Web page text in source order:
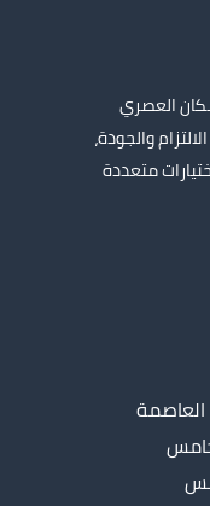
العصري
والجودة،
متعددة